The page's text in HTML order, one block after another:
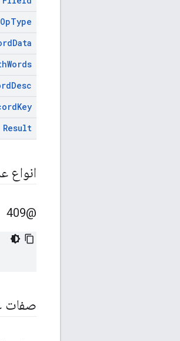
OpType
Data
Words
Desc
Key
Result
انواع
@409
صفات